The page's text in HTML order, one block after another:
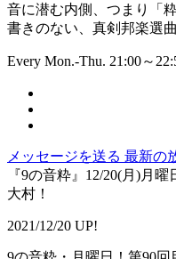
音に潜む内側、つまり「
書きのない、真剣邦楽選曲
Every Mon.-Thu. 21:00～
メッセージを送る 最新の
『9の音粋』12/20(月)月
大村！
2021/12/20 UP!